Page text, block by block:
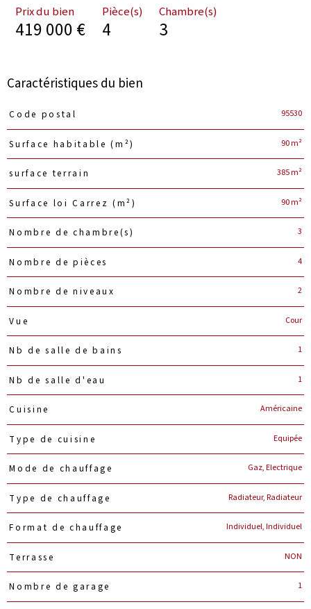
Prix du bien
419 000 €
Pièce(s)
4
Chambre(s)
3
Caractéristiques du bien
Caractéristiques Valeurs
Code postal 95530
Surface habitable (m²) 90 m²
surface terrain 385 m²
Surface loi Carrez (m²) 90 m²
Nombre de chambre(s) 3
Nombre de pièces 4
Nombre de niveaux 2
Vue Cour
Nb de salle de bains 1
Nb de salle d'eau 1
Cuisine Américaine
Type de cuisine Equipée
Mode de chauffage Gaz, Electrique
Type de chauffage Radiateur, Radiateur
Format de chauffage Individuel, Individuel
Terrasse NON
Nombre de garage 1